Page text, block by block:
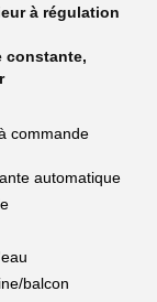
à régulation
constante,
commande
automatique
balcon